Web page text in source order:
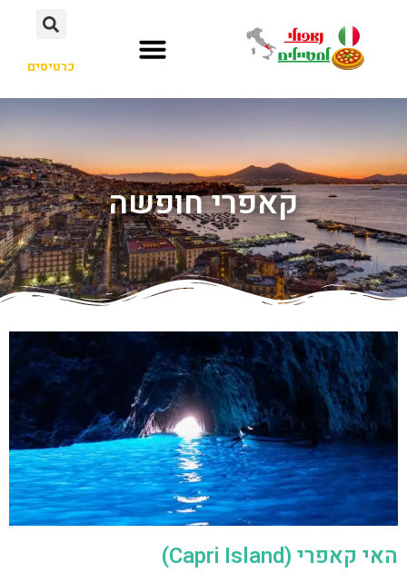
כרטיסים
קאפרי חופשה
האי קאפרי (Capri Island)